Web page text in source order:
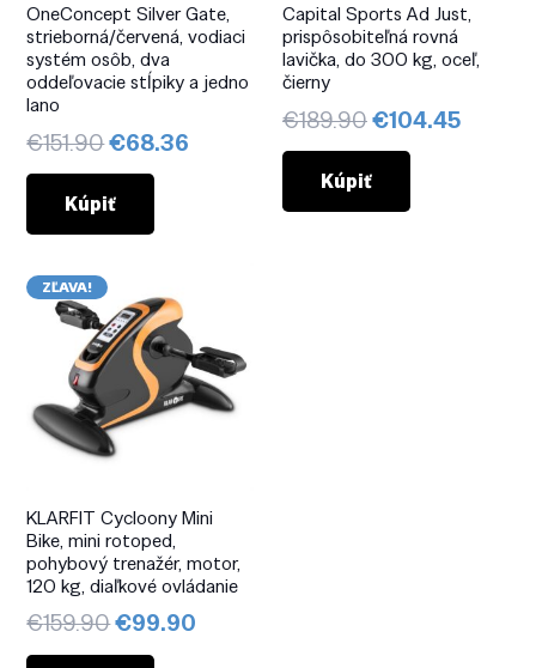
OneConcept Silver Gate,
strieborná/červená, vodiaci
systém osôb, dva
oddeľovacie stĺpiky a jedno
lano
€151.90Pôvodná
cena
bola:
€151.90.
€68.36
Kúpiť
Capital Sports Ad Just,
prispôsobiteľná rovná
lavička, do 300 kg, oceľ,
čierny
€189.90Pôvodná
cena
bola:
€189.90.
€104.45
Kúpiť
ZĽAVA!
KLARFIT Cycloony Mini
Bike, mini rotoped,
pohybový trenažér, motor,
120 kg, diaľkové ovládanie
€159.90Pôvodná
cena
€99.90